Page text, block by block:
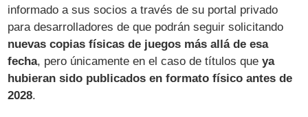
informado a sus socios a través de su portal privado
para desarrolladores de que podrán seguir solicitando
nuevas copias físicas de juegos más allá de esa
fecha, pero únicamente en el caso de títulos queya
hubieran sido publicados en formato físico antes de
2028.